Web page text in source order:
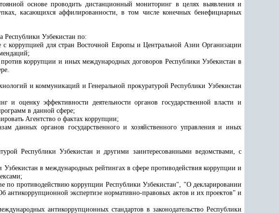
основе проводить дистанционный мониторинг в целях выявления и
касающихся аффилированности, в том числе конечных бенефициарных
Республики Узбекистан по:
с коррупцией для стран Восточной Европы и Центральной Азии Организации
коррупции и иных международных договоров Республики Узбекистан в
и коммуникаций и Генеральной прокуратурой Республики Узбекистан
оценку эффективности деятельности органов государственной власти и
в данной сфере;
Агентство о фактах коррупции;
данных органов государственного и хозяйственного управления и иных
Республики Узбекистан и другими заинтересованными ведомствами, с
в международных рейтингах в сфере противодействия коррупции и
по противодействию коррупции Республики Узбекистан", "О декларировании
антикоррупционной экспертизе нормативно-правовых актов и их проектов" и
антикоррупционных стандартов в законодательство Республики